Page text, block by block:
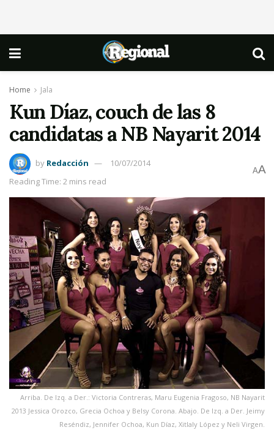
Home Jala
Kun Díaz, couch de las 8
candidatas a NB Nayarit 2014
by Redacción
10/07/2014
Reading Time: 2 mins read
AA
Arriba. De Izq. a Der.: Victoria Contreras, Maru Eugenia Fragoso, NB Nayarit
2013 Jessica Orozco, Grecia Ochoa y Belsy Corona. Abajo. De Izq. a Der. Jeimy
Reséndiz, Jennifer Ochoa, Kun Díaz, Xitlaly López y Neli Virgen.